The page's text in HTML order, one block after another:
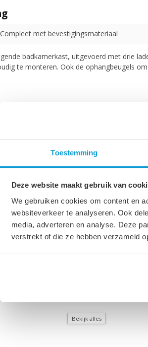
Toestemming
Deze website maakt gebruik van
We gebruiken cookies om content en
websiteverkeer te analyseren. Ook
media, adverteren en analyse. Deze
verstrekt of die ze hebben verzameld
Compleet met bevestigingsmateriaal
badkamerkast, uitgevoerd met drie
te monteren. Ook de ophangbeugels
bepaalde afbeeldingen staan
14 kg
Wit met hoogglans grijs
Mat
Bekijk alles